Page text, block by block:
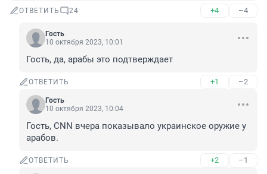
ОТВЕТИТЬ 24 +4 –4
Гость
10 октября 2023, 10:01
Гость, да, арабы это подтверждает
ОТВЕТИТЬ +1 –2
Гость
10 октября 2023, 10:04
Гость, CNN вчера показывало украинское оружие у
арабов.
ОТВЕТИТЬ +2 –1